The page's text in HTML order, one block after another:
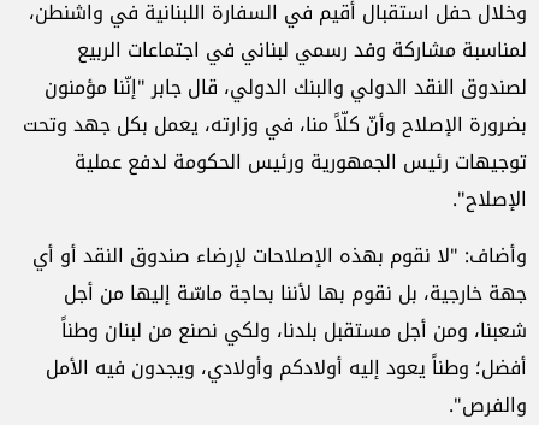
وخلال حفل استقبال أقيم في السفارة اللبنانية في واشنطن،
لمناسبة مشاركة وفد رسمي لبناني في اجتماعات الربيع
لصندوق النقد الدولي والبنك الدولي، قال جابر "إنّنا مؤمنون
بضرورة الإصلاح وأنّ كلّاً منا، في وزارته، يعمل بكل جهد وتحت
توجيهات رئيس الجمهورية ورئيس الحكومة لدفع عملية
الإصلاح".
وأضاف: "لا نقوم بهذه الإصلاحات لإرضاء صندوق النقد أو أي
جهة خارجية، بل نقوم بها لأننا بحاجة ماسّة إليها من أجل
شعبنا، ومن أجل مستقبل بلدنا، ولكي نصنع من لبنان وطناً
أفضل؛ وطناً يعود إليه أولادكم وأولادي، ويجدون فيه الأمل
والفرص".